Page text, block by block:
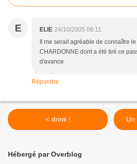
E ELIE 24/10/2005 08:11
Il me serait agréable de connaître
CHARDONNE dont a été tiré ce
d'avance
Répondre
< drink !
Hébergé par Overblog